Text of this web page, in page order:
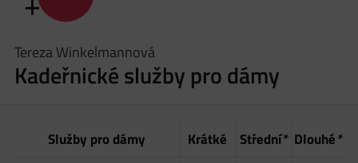
Tereza Winkelmannová
Kadeřnické služby pro dámy
Služby pro dámy Krátké Střední* Dlouhé*